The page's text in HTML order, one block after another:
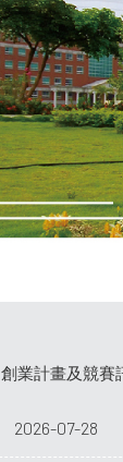
創業計畫及競賽
2026-07-28